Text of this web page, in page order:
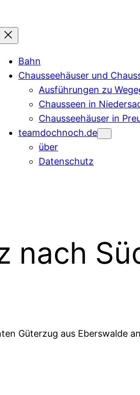
Bahn
Chausseehäuser und
Ausführungen zu
Chausseen in
Chausseehäuser in
teamdochnoch.de
über
Datenschutz
nach
Güterzug aus Eberswalde